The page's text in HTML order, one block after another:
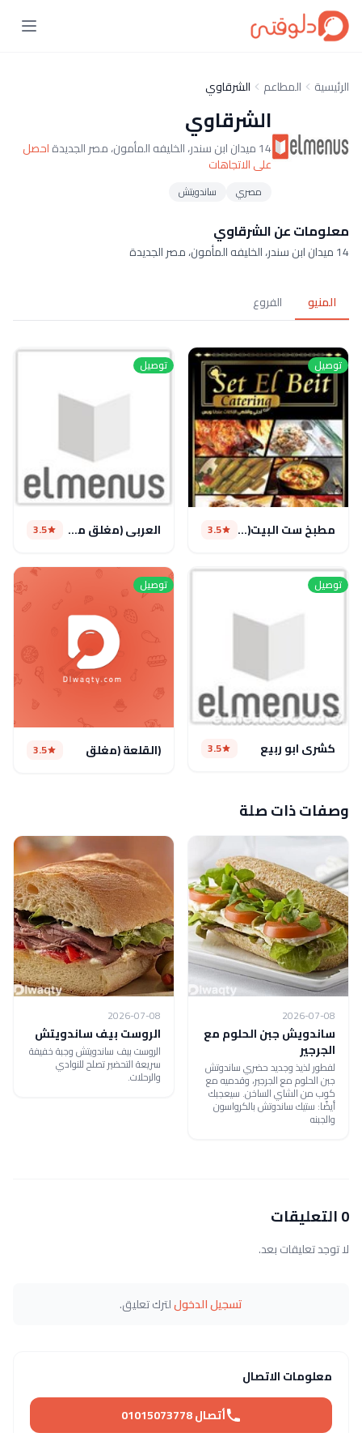
الرئيسية المطاعم الشرقاوي
الشرقاوي
14 ميدان ابن سندر، الخليفه المأمون، مصر الجديدة احصل
على الاتجاهات
مصري ساندويتش
معلومات عن الشرقاوي
14 ميدان ابن سندر، الخليفه المأمون، مصر الجديدة
المنيو الفروع
توصيل
مطبخ ست البيت(مغلق مؤقتا) 3.5
توصيل
العربي (مغلق مؤقتا) 3.5
توصيل
كشرى ابو ربيع 3.5
توصيل
(القلعة (مغلق 3.5
وصفات ذات صلة
2026-07-08
ساندويش جبن الحلوم مع
الجرجير
لفطور لذيذ وجديد حضري ساندوتش
جبن الحلوم مع الجرجير، وقدميه مع
كوب من الشاي الساخن. سيعجبك
أيضًا: ستيك ساندوتش بالكرواسون
والجبنه
2026-07-08
الروست بيف ساندويتش
الروست بيف ساندويتش وجبة خفيفة
سريعة التحضير تصلح للنوادي
والرحلات.
0 التعليقات
لا توجد تعليقات بعد.
تسجيل الدخوللترك تعليق.
معلومات الاتصال
أتصال 01015073778